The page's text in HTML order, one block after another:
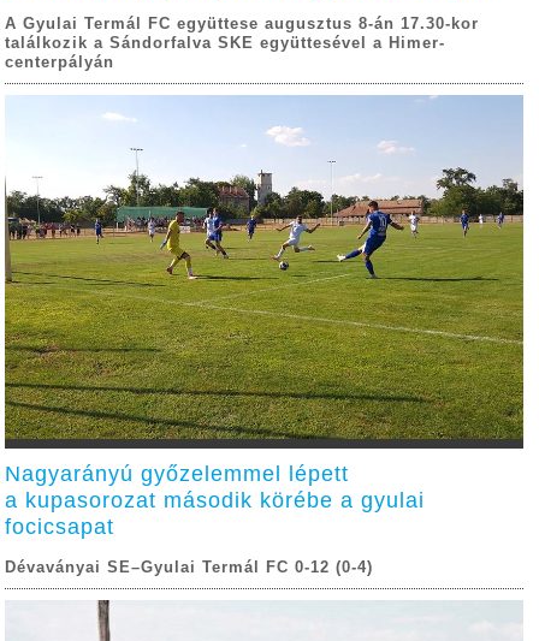
A Gyulai Termál FC együttese augusztus 8-án 17.30-kor
találkozik a Sándorfalva SKE együttesével a Himer-
centerpályán
Nagyarányú győzelemmel lépett
a kupasorozat második körébe a gyulai
focicsapat
Dévaványai SE–Gyulai Termál FC 0-12 (0-4)